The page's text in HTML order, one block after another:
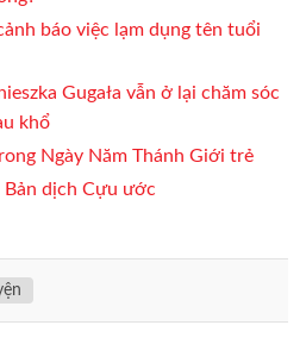
báo việc lạm dụng tên tuổi
Gugała vẫn ở lại chăm sóc
khổ
Ngày Năm Thánh Giới trẻ
Bản dịch Cựu ước